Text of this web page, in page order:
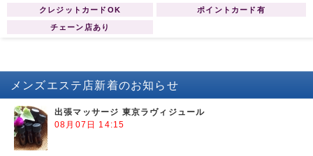
いますので、なにとぞ倍旧のご指
総支配人 R.YURIA
クレジットカードOK ポイントカード有
チェーン店あり
メンズエステ店新着のお知らせ
出張マッサージ 東京ラヴィジュール
08月07日 14:15